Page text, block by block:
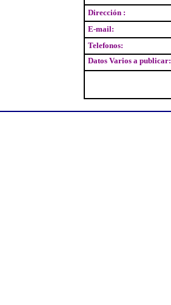
Dirección :
E-mail:
Telefonos:
Datos Varios a publicar: